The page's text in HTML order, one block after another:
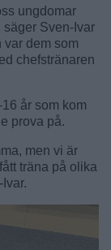
ungdomar
säger Sven-Ivar
var dem som
chefstränaren
år som kom
prova på.
men vi är
träna på olika